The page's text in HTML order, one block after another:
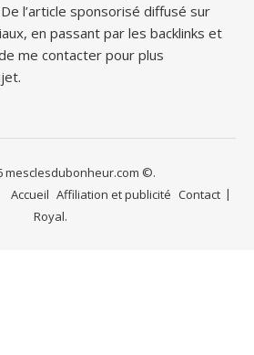
l’article sponsorisé diffusé sur
en passant par les backlinks et
me contacter pour plus
mesclesdubonheur.com ©.
Accueil Affiliation et publicité Contact
Royal.